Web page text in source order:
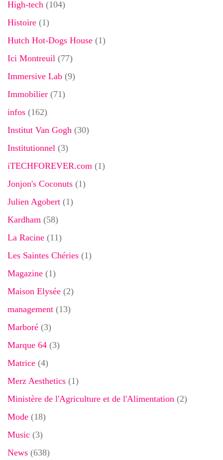
High-tech (104)
Histoire (1)
Hutch Hot-Dogs House (1)
Ici Montreuil (77)
Immersive Lab (9)
Immobilier (71)
infos (162)
Institut Van Gogh (30)
Institutionnel (3)
iTECHFOREVER.com (1)
Jonjon's Coconuts (1)
Julien Agobert (1)
Kardham (58)
La Racine (11)
Les Saintes Chéries (1)
Magazine (1)
Maison Elysée (2)
management (13)
Marboré (3)
Marque 64 (3)
Matrice (4)
Merz Aesthetics (1)
Ministère de l'Agriculture et de l'Alimentation (2)
Mode (18)
Music (3)
News (638)